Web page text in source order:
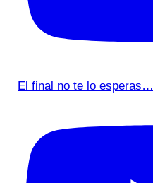
El final no te lo esperas…